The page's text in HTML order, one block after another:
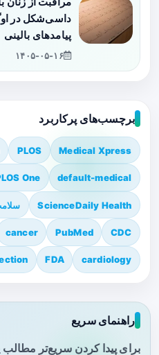
داسی‌شکل در
پیامدهای بالینی
۱۴۰۵-۰۵-۱۶
برچسب‌های پرکاربرد
Medical Xpress
PLOS
default-medical
One
ScienceDaily Health
CDC
PubMed
cancer
cardiology
FDA
راهنمای سریع
برای پیدا کردن سریع‌تر